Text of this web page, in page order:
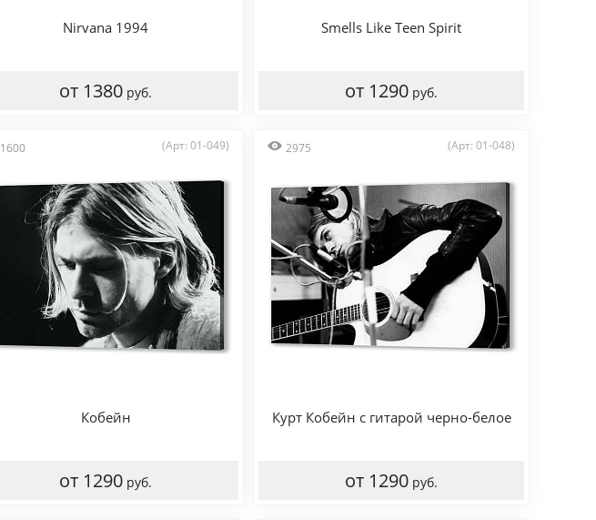
Nirvana 1994
от 1380 руб.
Smells Like Teen Spirit
от 1290 руб.
1600 (Арт: 01-049)
Кобейн
от 1290 руб.
2975 (Арт: 01-048)
Курт Кобейн с гитарой черно-белое
от 1290 руб.